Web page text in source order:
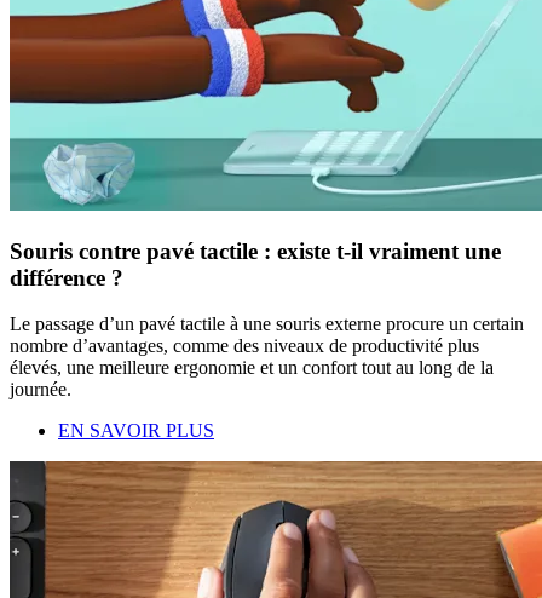
Souris contre pavé tactile : existe t-il vraiment une
différence ?
Le passage d’un pavé tactile à une souris externe procure un certain
nombre d’avantages, comme des niveaux de productivité plus
élevés, une meilleure ergonomie et un confort tout au long de la
journée.
EN SAVOIR PLUS